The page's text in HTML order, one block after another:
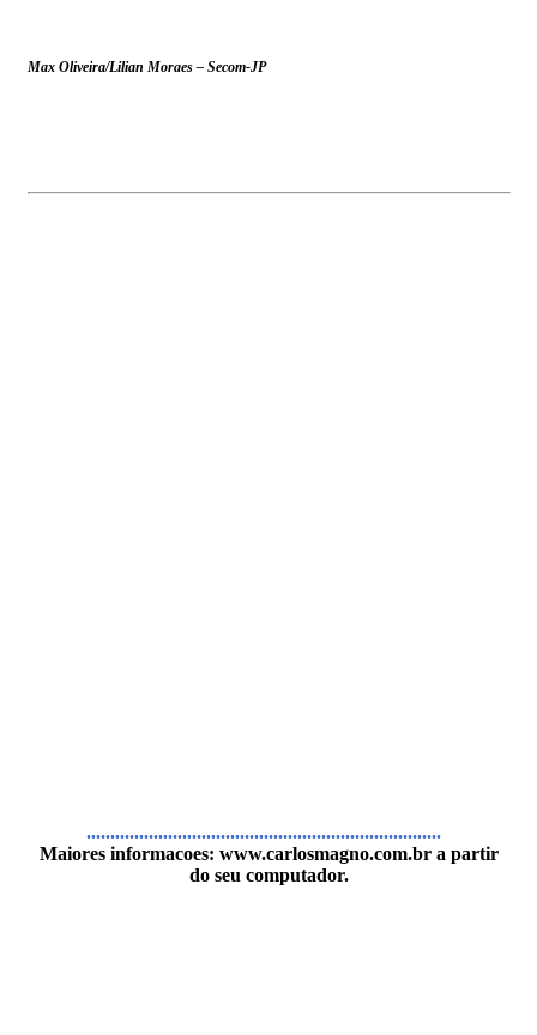
Max Oliveira/Lilian Moraes – Secom-JP
..........................................................................
Maiores informacoes: www.carlosmagno.com.bra partir
do seu computador.